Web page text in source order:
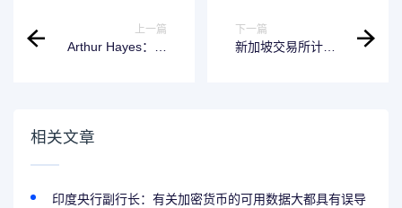
上一篇
Arthur Hayes：比
下一篇
新加坡交易所计划
相关文章
印度央行副行长：有关加密货币的可用数据大都具有误导